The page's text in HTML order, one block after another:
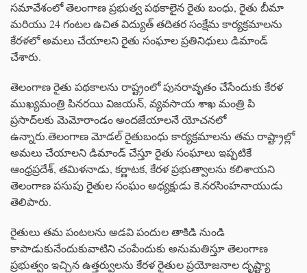
సమావేశంలో తెలంగాణ ప్రభుత్వ పథకాలైన రైతు బంధు, రైతు బీమా
మరియు 24 గంటల ఉచిత విద్యుత్ తదితర సంక్షేమ కార్యక్రమాలను
కేరళలో అమలు చేయాలని రైతు సంఘాల ప్రతినిధులు డిమాండ్
చేశారు.
తెలంగాణ రైతు పథకాలను రాష్ట్రంలో పునరావృతం చేసేందుకు కేరళ
ముఖ్యమంత్రి పినరయి విజయన్‌, వ్యవసాయ శాఖ మంత్రి పి
ప్రసాద్‌లకు మెమోరాండం అందజేయాలనే యోచనలో
ఉన్నారు.తెలంగాణ మోడల్ రైతుబంధు కార్యక్రమాలను తమ రాష్ట్రాల్లో
అమలు చేయాలని డిమాండ్ చేస్తూ రైతు సంఘాలు ఇప్పటికే
ఆంధ్రప్రదేశ్, తమిళనాడు, కర్ణాటక, కేరళ ప్రభుత్వాలను కలిశాయని
తెలంగాణ పసుపు రైతుల సంఘం అధ్యక్షుడు కె.నరసింహనాయుడు
తెలిపారు.
రైతులు తమ పంటలను అడవి పందుల తాకిడి నుండి
కాపాడుకునేందుకువాటిని చంపేందుకు అనుమతిస్తూ తెలంగాణ
ప్రభుత్వం ఇచ్చిన ఉత్తర్వులను కేరళ రైతుల ప్రయోజనాల దృష్ట్యా